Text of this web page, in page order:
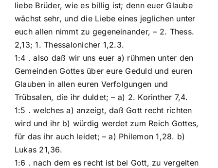
liebe Brüder, wie es billig ist; denn euer Glaube
wächst sehr, und die Liebe eines jeglichen unter
euch allen nimmt zu gegeneinander, – 2. Thess.
2,13; 1. Thessalonicher 1,2.3.
1:4 . also daß wir uns euer a) rühmen unter den
Gemeinden Gottes über eure Geduld und euren
Glauben in allen euren Verfolgungen und
Trübsalen, die ihr duldet; – a) 2. Korinther 7,4.
1:5 . welches a) anzeigt, daß Gott recht richten
wird und ihr b) würdig werdet zum Reich Gottes,
für das ihr auch leidet; – a) Philemon 1,28. b)
Lukas 21,36.
1:6 . nach dem es recht ist bei Gott, zu vergelten